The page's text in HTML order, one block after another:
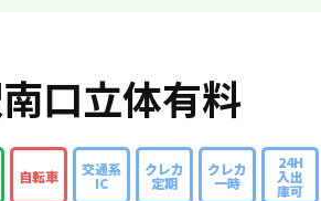
口立体有料
自転車 交通系
IC
クレカ
定期
クレカ
一時
24H
入出
庫可